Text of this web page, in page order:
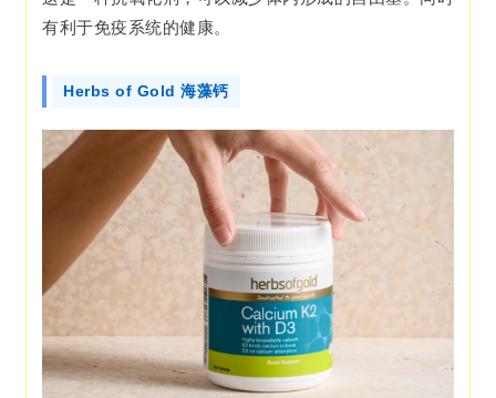
有利于免疫系统的健康。
Herbs of Gold 海藻钙